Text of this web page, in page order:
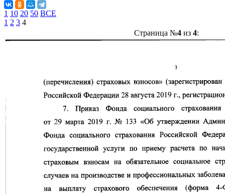
1 10 20 50 ВСЕ
1 2 3 4
Страница №4из 4: